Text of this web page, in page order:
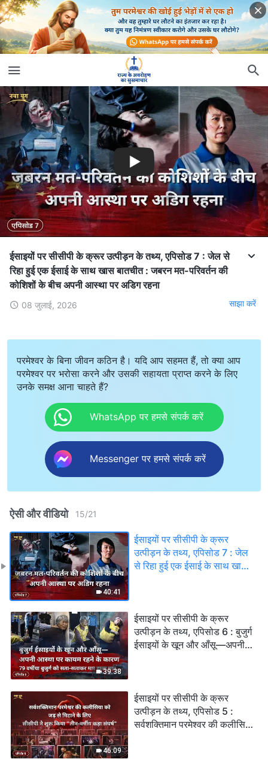
ईसाइयों पर सीसीपी के क्रूर उत्पीड़न के तथ्य, एपिसोड 7 : जेल से
रिहा हुई एक ईसाई के साथ खास बातचीत : जबरन मत-परिवर्तन की
कोशिशों के बीच अपनी आस्था पर अडिग रहना
08 जुलाई, 2026 साझा करें
परमेश्वर के बिना जीवन कठिन है। यदि आप सहमत हैं, तो क्या आप
परमेश्वर पर भरोसा करने और उसकी सहायता प्राप्त करने के लिए
उनके समक्ष आना चाहते हैं?
WhatsApp पर हमसे संपर्क करें
Messenger पर हमसे संपर्क करें
ऐसी और वीडियो 15/21
40:41
ईसाइयों पर सीसीपी के क्रूर
उत्पीड़न के तथ्य, एपिसोड 7 : जेल
से रिहा हुई एक ईसाई के साथ खास
39:38
ईसाइयों पर सीसीपी के क्रूर
उत्पीड़न के तथ्य, एपिसोड 6 : बुजुर्ग
ईसाइयों के खून और आँसू—अपनी
46:09
ईसाइयों पर सीसीपी के क्रूर
उत्पीड़न के तथ्य, एपिसोड 5 :
सर्वशक्तिमान परमेश्वर की कलीसिया